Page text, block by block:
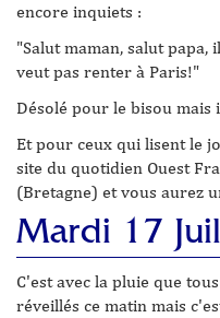
encore inquiets :
"Salut maman, salut papa,
veut pas renter à Paris!"
Désolé pour le bisou mais
Et pour ceux qui lisent le
site du quotidien Ouest
(Bretagne) et vous aurez
Mardi 17
C'est avec la pluie que
réveillés ce matin mais